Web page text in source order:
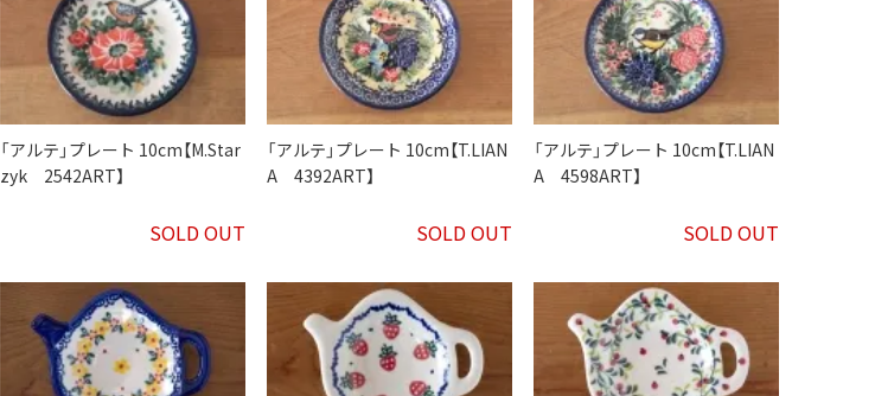
「アルテ」プレート 10cm【M.Star
zyk 2542ART】
SOLD OUT
「アルテ」プレート 10cm【T.LIAN
A 4392ART】
SOLD OUT
「アルテ」プレート 10cm【T.LIAN
A 4598ART】
SOLD OUT